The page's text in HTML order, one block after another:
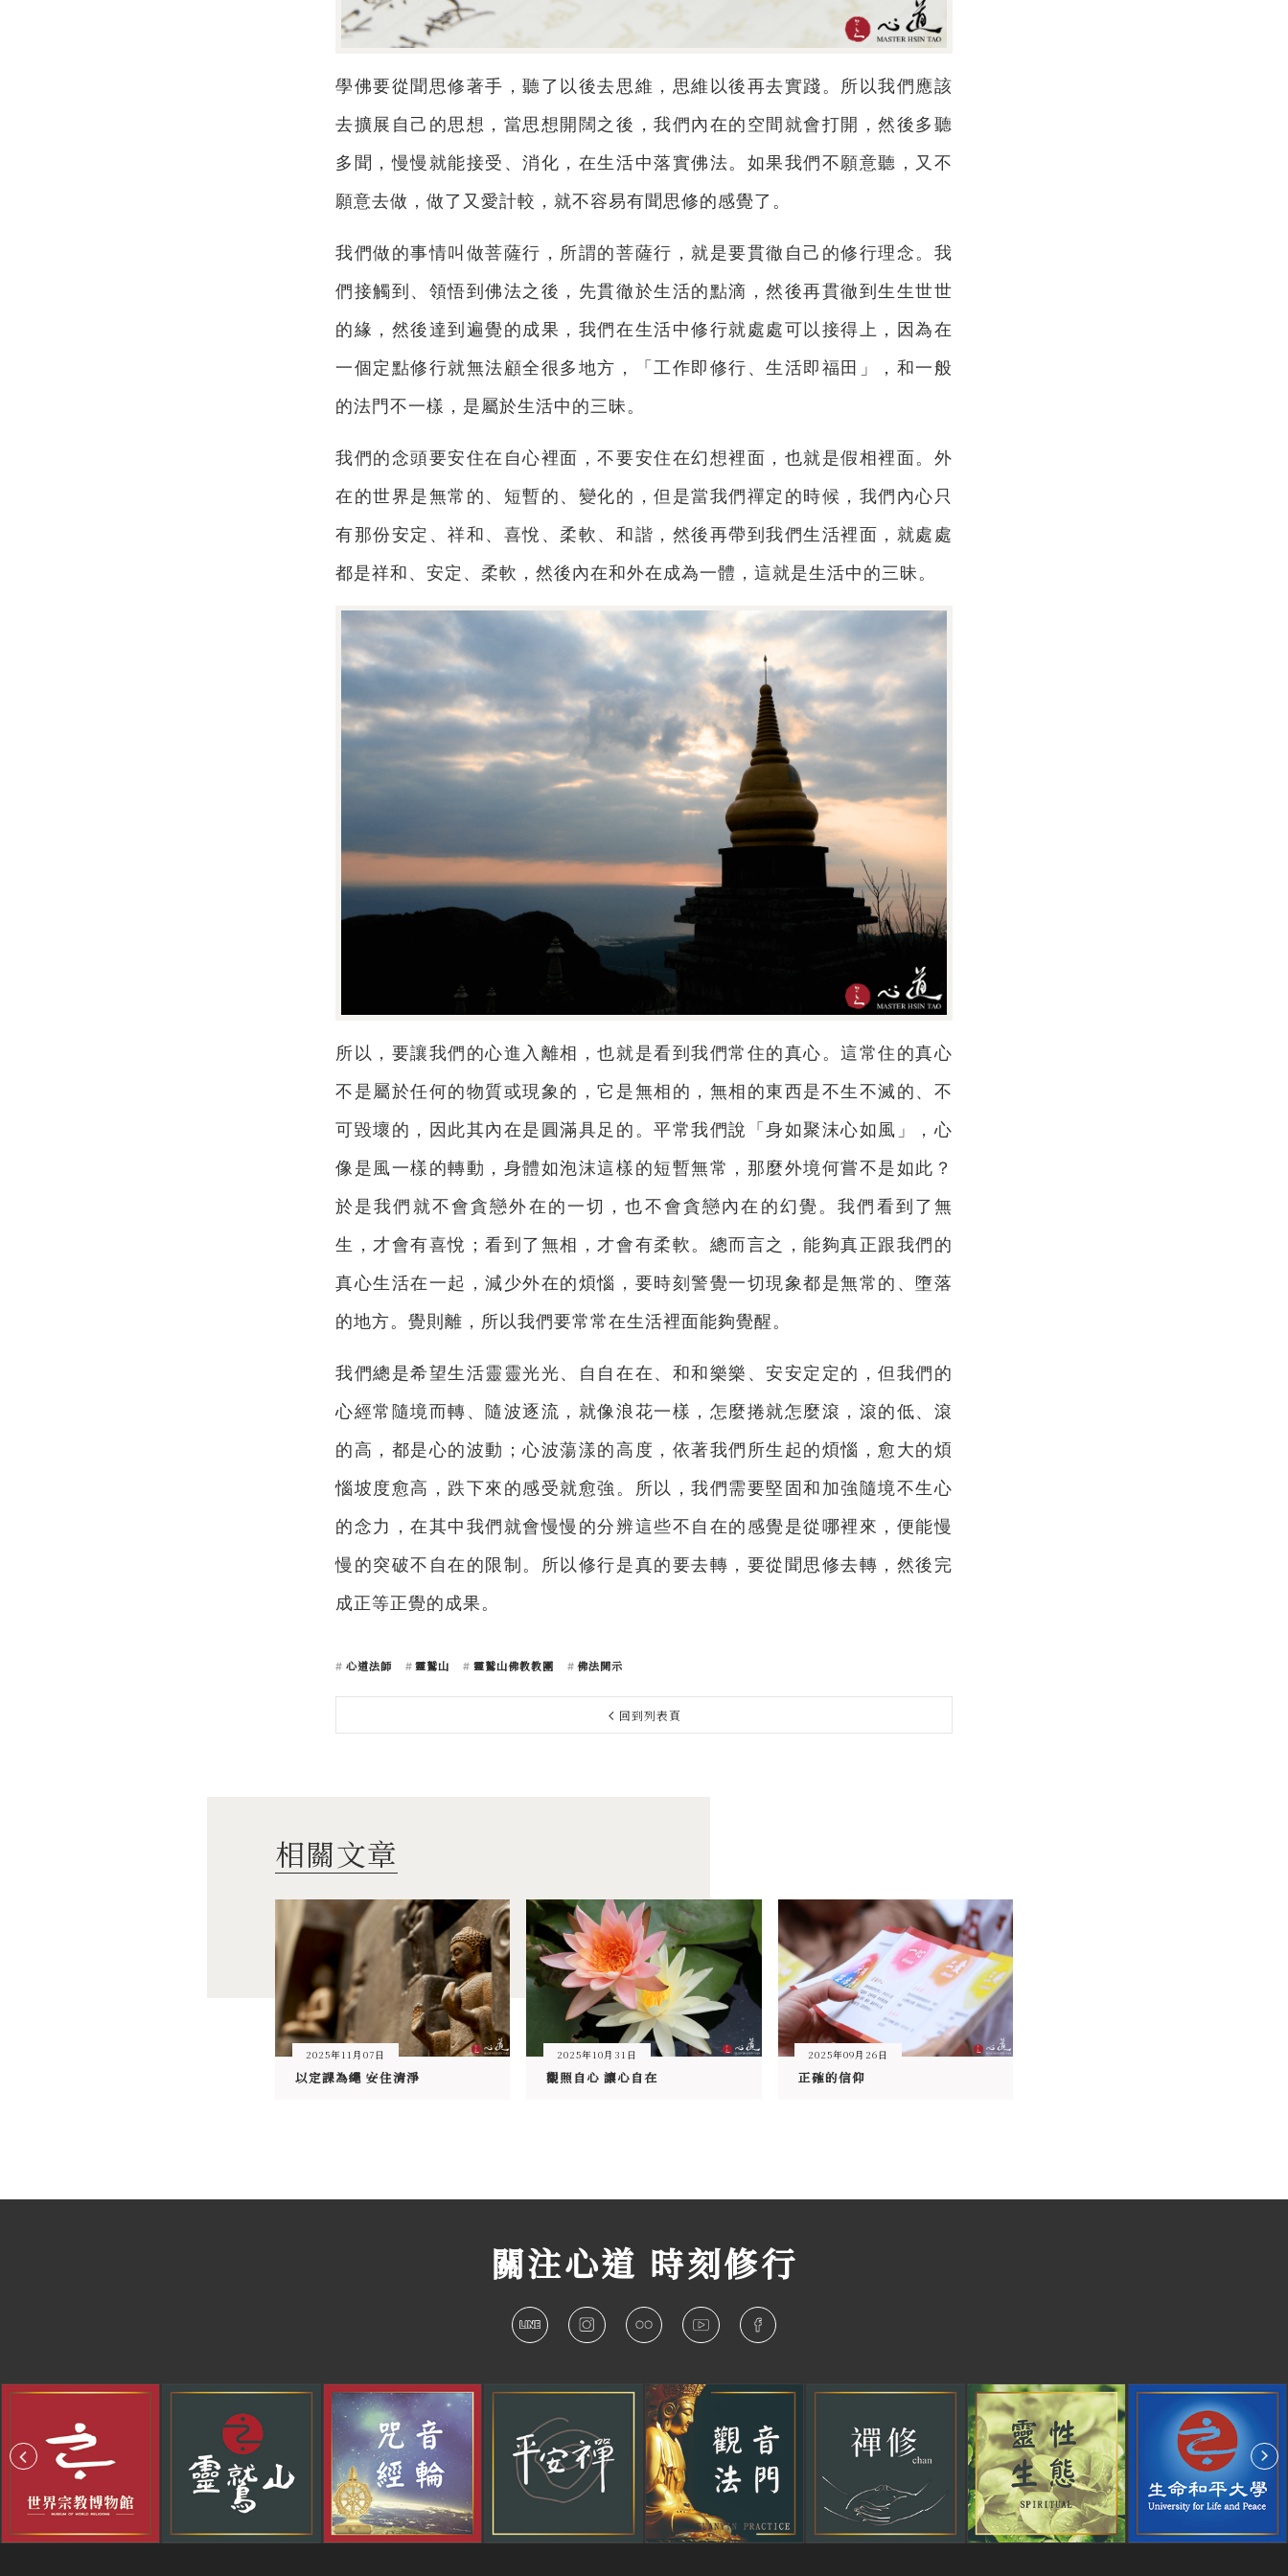
學佛要從聞思修著手，聽了以後去思維，思維以後再去實踐。所以我們應該
去擴展自己的思想，當思想開闊之後，我們內在的空間就會打開，然後多聽
多聞，慢慢就能接受、消化，在生活中落實佛法。如果我們不願意聽，又不
願意去做，做了又愛計較，就不容易有聞思修的感覺了。
我們做的事情叫做菩薩行，所謂的菩薩行，就是要貫徹自己的修行理念。我
們接觸到、領悟到佛法之後，先貫徹於生活的點滴，然後再貫徹到生生世世
的緣，然後達到遍覺的成果，我們在生活中修行就處處可以接得上，因為在
一個定點修行就無法顧全很多地方，「工作即修行、生活即福田」，和一般
的法門不一樣，是屬於生活中的三昧。
我們的念頭要安住在自心裡面，不要安住在幻想裡面，也就是假相裡面。外
在的世界是無常的、短暫的、變化的，但是當我們禪定的時候，我們內心只
有那份安定、祥和、喜悅、柔軟、和諧，然後再帶到我們生活裡面，就處處
都是祥和、安定、柔軟，然後內在和外在成為一體，這就是生活中的三昧。
所以，要讓我們的心進入離相，也就是看到我們常住的真心。這常住的真心
不是屬於任何的物質或現象的，它是無相的，無相的東西是不生不滅的、不
可毀壞的，因此其內在是圓滿具足的。平常我們說「身如聚沫心如風」，心
像是風一樣的轉動，身體如泡沫這樣的短暫無常，那麼外境何嘗不是如此？
於是我們就不會貪戀外在的一切，也不會貪戀內在的幻覺。我們看到了無
生，才會有喜悅；看到了無相，才會有柔軟。總而言之，能夠真正跟我們的
真心生活在一起，減少外在的煩惱，要時刻警覺一切現象都是無常的、墮落
的地方。覺則離，所以我們要常常在生活裡面能夠覺醒。
我們總是希望生活靈靈光光、自自在在、和和樂樂、安安定定的，但我們的
心經常隨境而轉、隨波逐流，就像浪花一樣，怎麼捲就怎麼滾，滾的低、滾
的高，都是心的波動；心波蕩漾的高度，依著我們所生起的煩惱，愈大的煩
惱坡度愈高，跌下來的感受就愈強。所以，我們需要堅固和加強隨境不生心
的念力，在其中我們就會慢慢的分辨這些不自在的感覺是從哪裡來，便能慢
慢的突破不自在的限制。所以修行是真的要去轉，要從聞思修去轉，然後完
成正等正覺的成果。
心道法師 靈鷲山 靈鷲山佛教教團 佛法開示
回到列表頁
相關文章
2025年11月07日
以定課為繩 安住清淨
2025年10月31日
觀照自心 讓心自在
2025年09月26日
正確的信仰
關注心道 時刻修行